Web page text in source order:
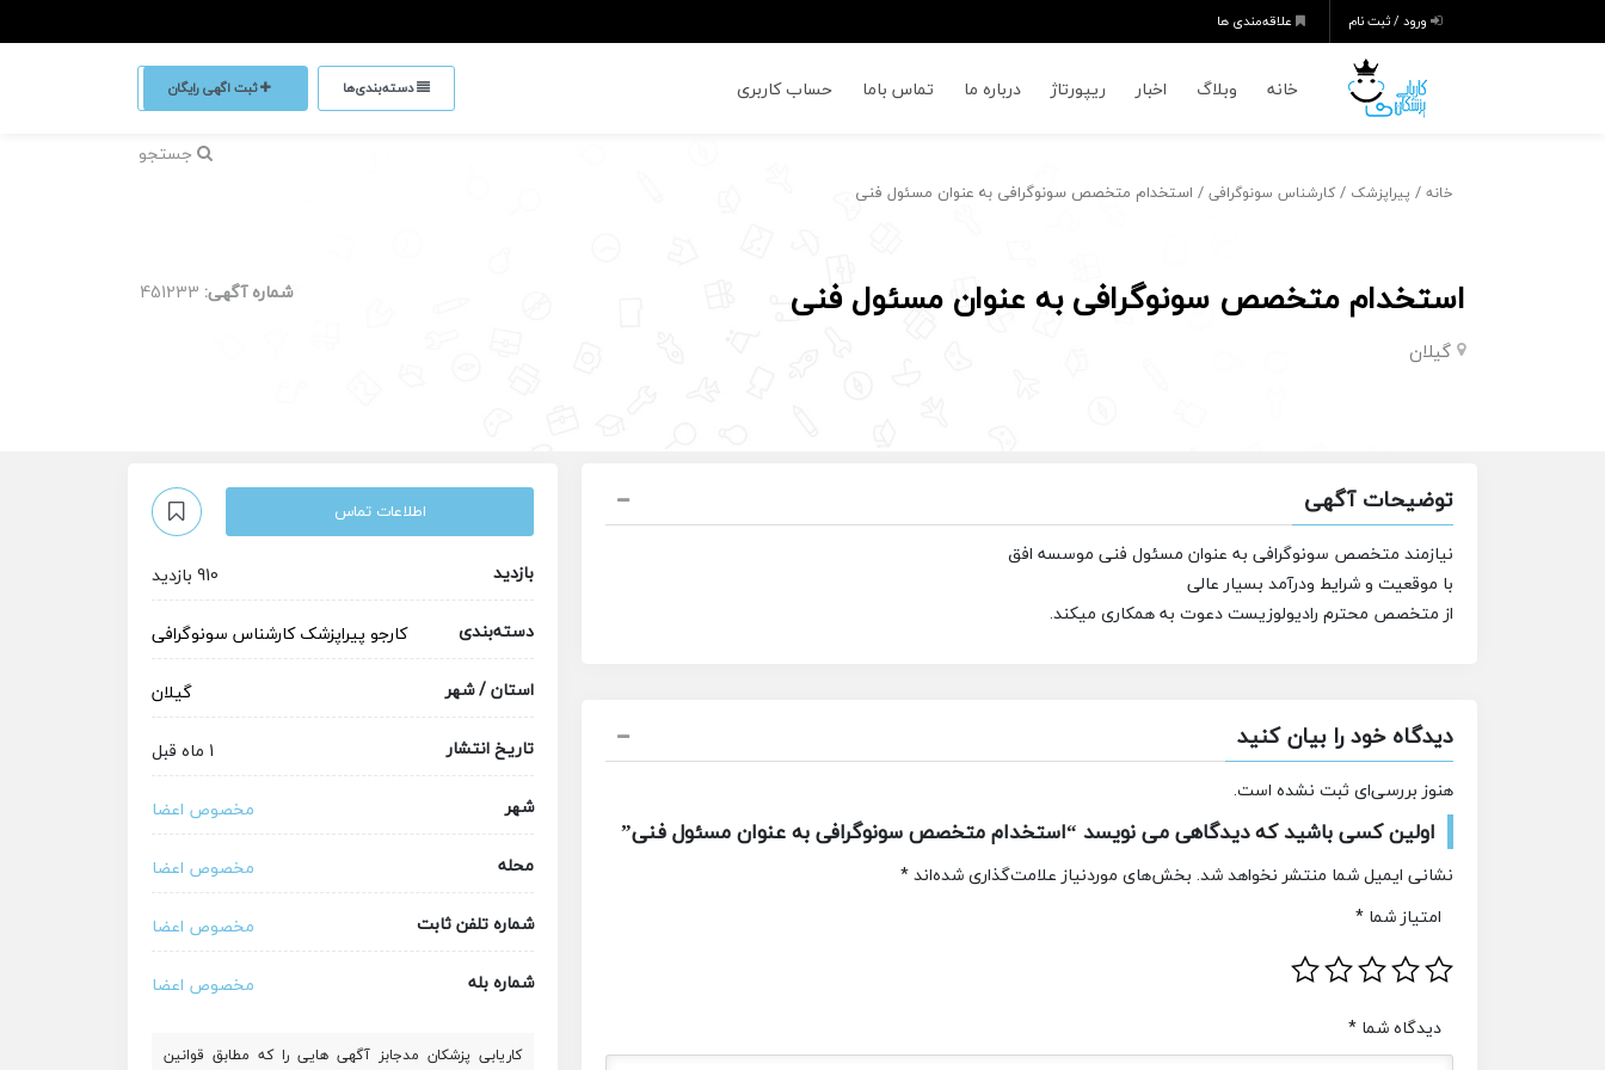
ورود / ثبت نام علاقه‌مندی ها
خانه وبلاگ اخبار ریپورتاژ درباره ما تماس باما حساب کاربری دسته‌بندی‌ها ثبت اگهی رایگان
جستجو
خانه / پیراپزشک / کارشناس سونوگرافی / استخدام متخصص سونوگرافی به عنوان مسئول فنی
استخدام متخصص سونوگرافی به عنوان مسئول فنی
گیلان
شماره آگهی: 451233
توضیحات آگهی
نیازمند متخصص سونوگرافی به عنوان مسئول فنی موسسه افق
با موقعیت و شرایط ودرآمد بسیار عالى
از متخصص محترم رادیولوزیست دعوت به همکارى میکند.
دیدگاه خود را بیان کنید
هنوز بررسی‌ای ثبت نشده است.
اولین کسی باشید که دیدگاهی می نویسد “استخدام متخصص سونوگرافی به عنوان مسئول فنی”
نشانی ایمیل شما منتشر نخواهد شد. بخش‌های موردنیاز علامت‌گذاری شده‌اند*
امتیاز شما *
دیدگاه شما *
اطلاعات تماس
بازدید
910 بازدید
دسته‌بندی
کارجو پیراپزشک کارشناس سونوگرافی
استان / شهر
گیلان
تاریخ انتشار
1 ماه قبل
شهر
مخصوص اعضا
محله
مخصوص اعضا
شماره تلفن ثابت
مخصوص اعضا
شماره بله
مخصوص اعضا
کاریابی پزشکان مدجابز آگهی هایی را که مطابق قوانین